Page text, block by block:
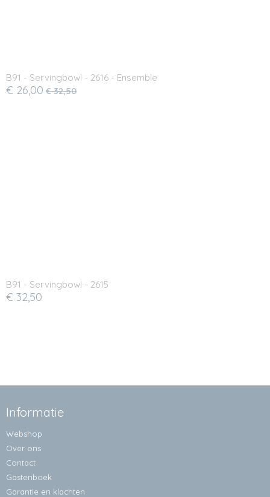
B91 - Servingbowl - 2616 - Ensemble
€ 26,00 € 32,50
B91 - Servingbowl - 2615
€ 32,50
Informatie
Webshop
Over ons
Contact
Gastenboek
Garantie en klachten